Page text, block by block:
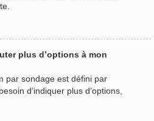
plus d’options à mon
par sondage est défini par
d’indiquer plus d’options,